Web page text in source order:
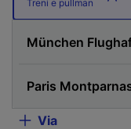
Treni e pullman
Via